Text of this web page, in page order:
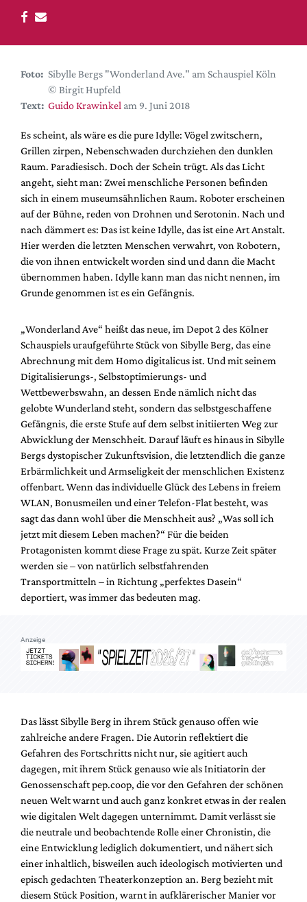
DdB-map
Festival-Planer
Hefte
Leseproben
Podcast
Service
Shop / Abo
Newsletter
Redaktion
Autor:innen
Partner
Suche
Foto: Sibylle Bergs "Wonderland Ave." am Schauspiel Köln
© Birgit Hupfeld
Text: Guido Krawinkel am 9. Juni 2018
Es scheint, als wäre es die pure Idylle: Vögel zwitschern,
Grillen zirpen, Nebenschwaden durchziehen den dunklen
Raum. Paradiesisch. Doch der Schein trügt. Als das Licht
angeht, sieht man: Zwei menschliche Personen befinden
sich in einem museumsähnlichen Raum. Roboter erscheinen
auf der Bühne, reden von Drohnen und Serotonin. Nach und
nach dämmert es: Das ist keine Idylle, das ist eine Art Anstalt.
Hier werden die letzten Menschen verwahrt, von Robotern,
die von ihnen entwickelt worden sind und dann die Macht
übernommen haben. Idylle kann man das nicht nennen, im
Grunde genommen ist es ein Gefängnis.
„Wonderland Ave“ heißt das neue, im Depot 2 des Kölner
Schauspiels uraufgeführte Stück von Sibylle Berg, das eine
Abrechnung mit dem Homo digitalicus ist. Und mit seinem
Digitalisierungs-, Selbstoptimierungs- und
Wettbewerbswahn, an dessen Ende nämlich nicht das
gelobte Wunderland steht, sondern das selbstgeschaffene
Gefängnis, die erste Stufe auf dem selbst initiierten Weg zur
Abwicklung der Menschheit. Darauf läuft es hinaus in Sibylle
Bergs dystopischer Zukunftsvision, die letztendlich die ganze
Erbärmlichkeit und Armseligkeit der menschlichen Existenz
offenbart. Wenn das individuelle Glück des Lebens in freiem
WLAN, Bonusmeilen und einer Telefon-Flat besteht, was
sagt das dann wohl über die Menschheit aus? „Was soll ich
jetzt mit diesem Leben machen?“ Für die beiden
Protagonisten kommt diese Frage zu spät. Kurze Zeit später
werden sie – von natürlich selbstfahrenden
Transportmitteln – in Richtung „perfektes Dasein“
deportiert, was immer das bedeuten mag.
Anzeige
Das lässt Sibylle Berg in ihrem Stück genauso offen wie
zahlreiche andere Fragen. Die Autorin reflektiert die
Gefahren des Fortschritts nicht nur, sie agitiert auch
dagegen, mit ihrem Stück genauso wie als Initiatorin der
Genossenschaft pep.coop, die vor den Gefahren der schönen
neuen Welt warnt und auch ganz konkret etwas in der realen
wie digitalen Welt dagegen unternimmt. Damit verlässt sie
die neutrale und beobachtende Rolle einer Chronistin, die
eine Entwicklung lediglich dokumentiert, und nähert sich
einer inhaltlich, bisweilen auch ideologisch motivierten und
episch gedachten Theaterkonzeption an. Berg bezieht mit
diesem Stück Position, warnt in aufklärerischer Manier vor